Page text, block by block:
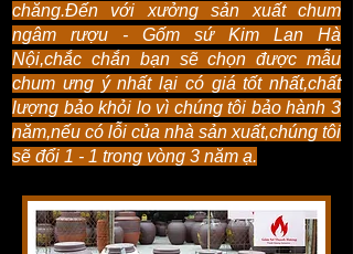
chăng.Đến với xưởng sản xuất chum
ngâm rượu - Gốm sứ Kim Lan Hà
Nội,chắc chắn bạn sẽ chọn được mẫu
chum ưng ý nhất lại có giá tốt nhất,chất
lượng bảo khỏi lo vì chúng tôi bảo hành 3
năm,nếu có lỗi của nhà sản xuất,chúng tôi
sẽ đổi 1 - 1 trong vòng 3 năm ạ.